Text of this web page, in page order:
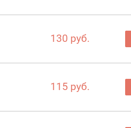
130 руб.
115 руб.